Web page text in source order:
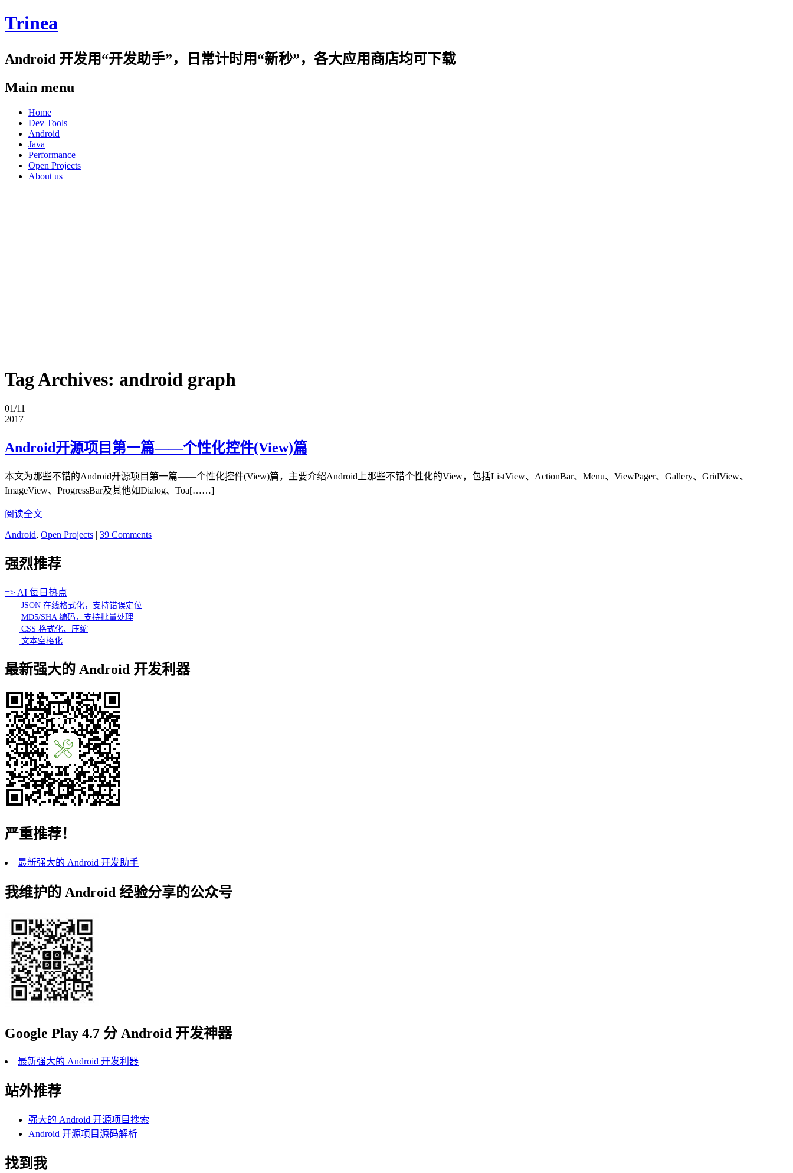
Trinea
Android 开发用“开发助手”，日常计时用“新秒”，各大应用商店均可下载
Main menu
Skip
content
Home
Dev Tools
Android
Java
Performance
Open Projects
About us
Tag Archives: android graph
01/11
2017
Android开源项目第一篇——个性化控件(View)篇
本文为那些不错的Android开源项目第一篇——个性化控件(View)篇，主要介绍Android上那些不错个性化的View，包括ListView、ActionBar、Menu、ViewPager、Gallery、GridView、
ImageView、ProgressBar及其他如Dialog、Toa[……]
阅读全文
Android, Open Projects | 39 Comments
强烈推荐
=> AI 每日热点
JSON 在线格式化，支持错误定位
MD5/SHA 编码，支持批量处理
CSS 格式化、压缩
文本空格化
最新强大的 Android 开发利器
严重推荐！
最新强大的 Android 开发助手
我维护的 Android 经验分享的公众号
Google Play 4.7 分 Android 开发神器
最新强大的 Android 开发利器
站外推荐
强大的 Android 开源项目搜索
Android 开源项目源码解析
找到我